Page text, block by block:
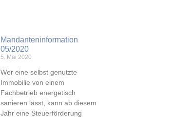
Mandanteninformation
05/2020
5. Mai 2020
Wer eine selbst genutzte
Immobilie von einem
Fachbetrieb energetisch
sanieren lässt, kann ab diesem
Jahr eine Steuerförderung